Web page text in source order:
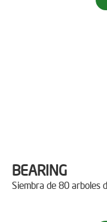
BEARING
Siembra de 80 arboles